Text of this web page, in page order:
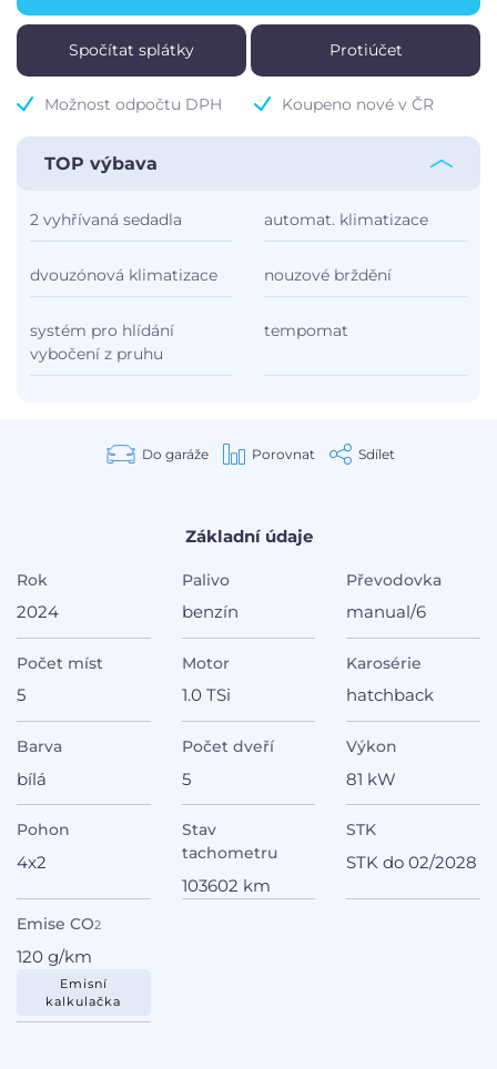
Možnost odpočtu DPH Koupeno nové v ČR
Spočítat splátky Protiúčet
TOP výbava
2 vyhřívaná sedadla automat. klimatizace
dvouzónová klimatizace nouzové brždění
systém pro hlídání
vybočení z pruhu
tempomat
Do garáže Porovnat Sdílet
Základní údaje
Rok
2024
Palivo
benzín
Převodovka
manual/6
Počet míst
5
Motor
1.0 TSi
Karosérie
hatchback
Barva
bílá
Počet dveří
5
Výkon
81 kW
Pohon
4x2
Stav
tachometru
103602 km
STK
STK do 02/2028
Emise CO2
120 g/km
Emisní
kalkulačka